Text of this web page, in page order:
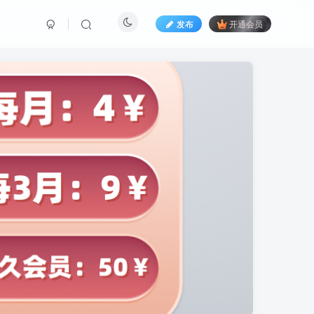
发布 开通会员